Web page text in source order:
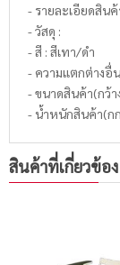
- รายละเอียดสินค้
- วัสดุ :
- สี : สีเทา/ดำ
- ความแตกต่างอื่
- ขนาดสินค้า(กว้า
- น้ำหนักสินค้า(ก
สินค้าที่เกี่ยวข้อง